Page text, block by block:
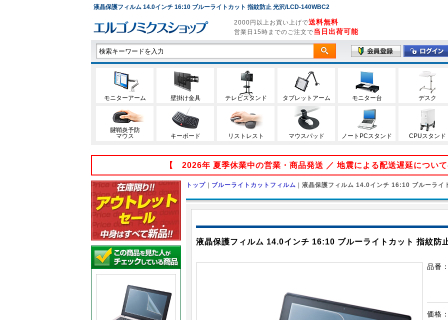
液晶保護フィルム 14.0インチ 16:10 ブルーライトカット 指紋防止 光沢/LCD-140WBC2
2000円以上お買い上げで送料無料
営業日15時までのご注文で当日出荷可能
モニターアーム 壁掛け金具 テレビスタンド タブレットアーム モニター台 デスク
腱鞘炎予防
マウス
キーボード リストレスト マウスパッド ノートPCスタンド CPUスタンド
【 2026年 夏季休業中の営業・商品発送 ／ 地震による配送遅延につい
トップ | ブルーライトカットフィルム | 液晶保護フィルム 14.0インチ 16:10 ブルーライ
液晶保護フィルム 14.0インチ 16:10 ブルーライトカット 指紋防
品番
価格